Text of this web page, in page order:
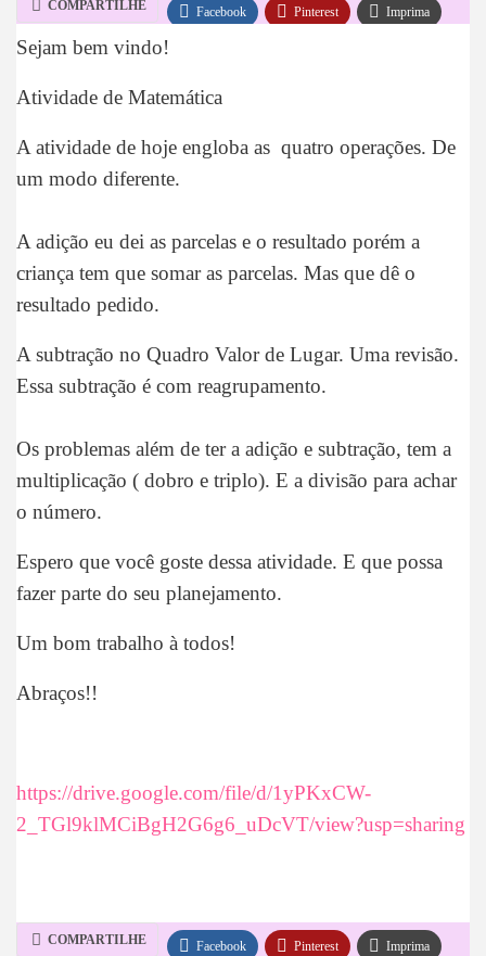
COMPARTILHE Facebook Pinterest Imprima
Sejam bem vindo!
Atividade de Matemática
A atividade de hoje engloba as quatro operações. De
um modo diferente.
A adição eu dei as parcelas e o resultado porém a
criança tem que somar as parcelas. Mas que dê o
resultado pedido.
A subtração no Quadro Valor de Lugar. Uma revisão.
Essa subtração é com reagrupamento.
Os problemas além de ter a adição e subtração, tem a
multiplicação ( dobro e triplo). E a divisão para achar
o número.
Espero que você goste dessa atividade. E que possa
fazer parte do seu planejamento.
Um bom trabalho à todos!
Abraços!!
https://drive.google.com/file/d/1yPKxCW-
2_TGl9klMCiBgH2G6g6_uDcVT/view?usp=sharing
COMPARTILHE Facebook Pinterest Imprima